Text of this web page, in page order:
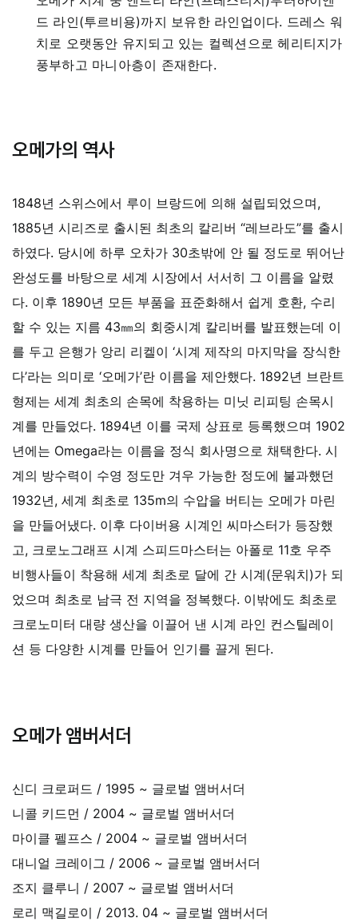
드 라인(투르비용)까지 보유한 라인업이다. 드레스 워
치로 오랫동안 유지되고 있는 컬렉션으로 헤리티지가
풍부하고 마니아층이 존재한다.
오메가의 역사
1848년 스위스에서 루이 브랑드에 의해 설립되었으며,
1885년 시리즈로 출시된 최초의 칼리버 “레브라도”를 출시
하였다. 당시에 하루 오차가 30초밖에 안 될 정도로 뛰어난
완성도를 바탕으로 세계 시장에서 서서히 그 이름을 알렸
다. 이후 1890년 모든 부품을 표준화해서 쉽게 호환, 수리
할 수 있는 지름 43㎜의 회중시계 칼리버를 발표했는데 이
를 두고 은행가 앙리 리켈이 ‘시계 제작의 마지막을 장식한
다’라는 의미로 ‘오메가’란 이름을 제안했다. 1892년 브란트
형제는 세계 최초의 손목에 착용하는 미닛 리피팅 손목시
계를 만들었다. 1894년 이를 국제 상표로 등록했으며 1902
년에는 Omega라는 이름을 정식 회사명으로 채택한다. 시
계의 방수력이 수영 정도만 겨우 가능한 정도에 불과했던
1932년, 세계 최초로 135m의 수압을 버티는 오메가 마린
을 만들어냈다. 이후 다이버용 시계인 씨마스터가 등장했
고, 크로노그래프 시계 스피드마스터는 아폴로 11호 우주
비행사들이 착용해 세계 최초로 달에 간 시계(문워치)가 되
었으며 최초로 남극 전 지역을 정복했다. 이밖에도 최초로
크로노미터 대량 생산을 이끌어 낸 시계 라인 컨스틸레이
션 등 다양한 시계를 만들어 인기를 끌게 된다.
오메가 앰버서더
신디 크로퍼드 / 1995 ~ 글로벌 앰버서더
니콜 키드먼 / 2004 ~ 글로벌 앰버서더
마이클 펠프스 / 2004 ~ 글로벌 앰버서더
대니얼 크레이그 / 2006 ~ 글로벌 앰버서더
조지 클루니 / 2007 ~ 글로벌 앰버서더
로리 맥길로이 / 2013. 04 ~ 글로벌 앰버서더